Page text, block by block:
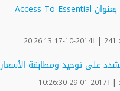
ورشة عمل بعنوان Access To Essential
| ا2014-10-17 20:26:13
على توحيد ومطابقة الأسعار
| ا2017-01-29 10:26:30